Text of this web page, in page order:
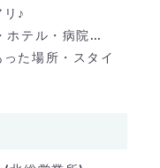
♪
ホテル・病院…
た場所・スタイ